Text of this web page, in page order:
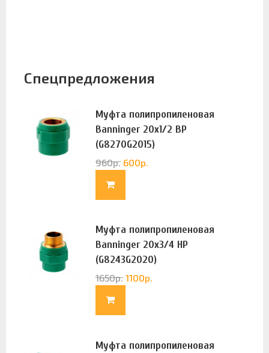
Спецпредложения
Муфта полипропиленовая
Banninger 20х1/2 ВР
(G8270G2015)
960р. 600р.
Муфта полипропиленовая
Banninger 20х3/4 НР
(G8243G2020)
1650р. 1100р.
Муфта полипропиленовая